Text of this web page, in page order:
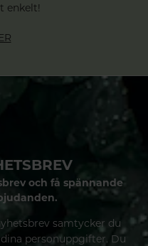
enkelt!
och få spännande
samtycker du
personuppgifter. Du